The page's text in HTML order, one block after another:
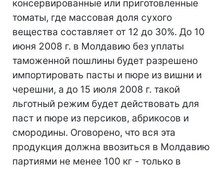
консервированные или приготовленные
томаты, где массовая доля сухого
вещества составляет от 12 до 30%. До 10
июня 2008 г. в Молдавию без уплаты
таможенной пошлины будет разрешено
импортировать пасты и пюре из вишни и
черешни, а до 15 июля 2008 г. такой
льготный режим будет действовать для
паст и пюре из персиков, абрикосов и
смородины. Оговорено, что вся эта
продукция должна ввозиться в Молдавию
партиями не менее 100 кг - только в